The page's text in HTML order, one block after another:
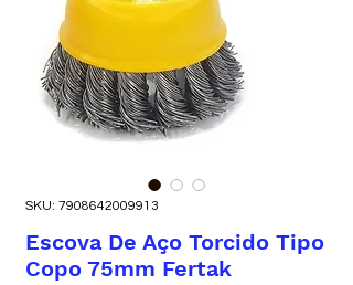
SKU: 7908642009913
Escova De Aço Torcido Tipo
Copo 75mm Fertak